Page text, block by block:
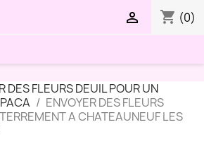
shopping_cart (0)

DES FLEURS DEUIL POUR UN
ENVOYER DES FLEURS
A CHATEAUNEUF LES